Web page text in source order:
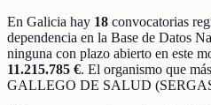
En Galicia hay 18 convocatorias
dependencia en la Base de Datos
ninguna con plazo abierto en este
11.215.785 €. El organismo que
GALLEGO DE SALUD